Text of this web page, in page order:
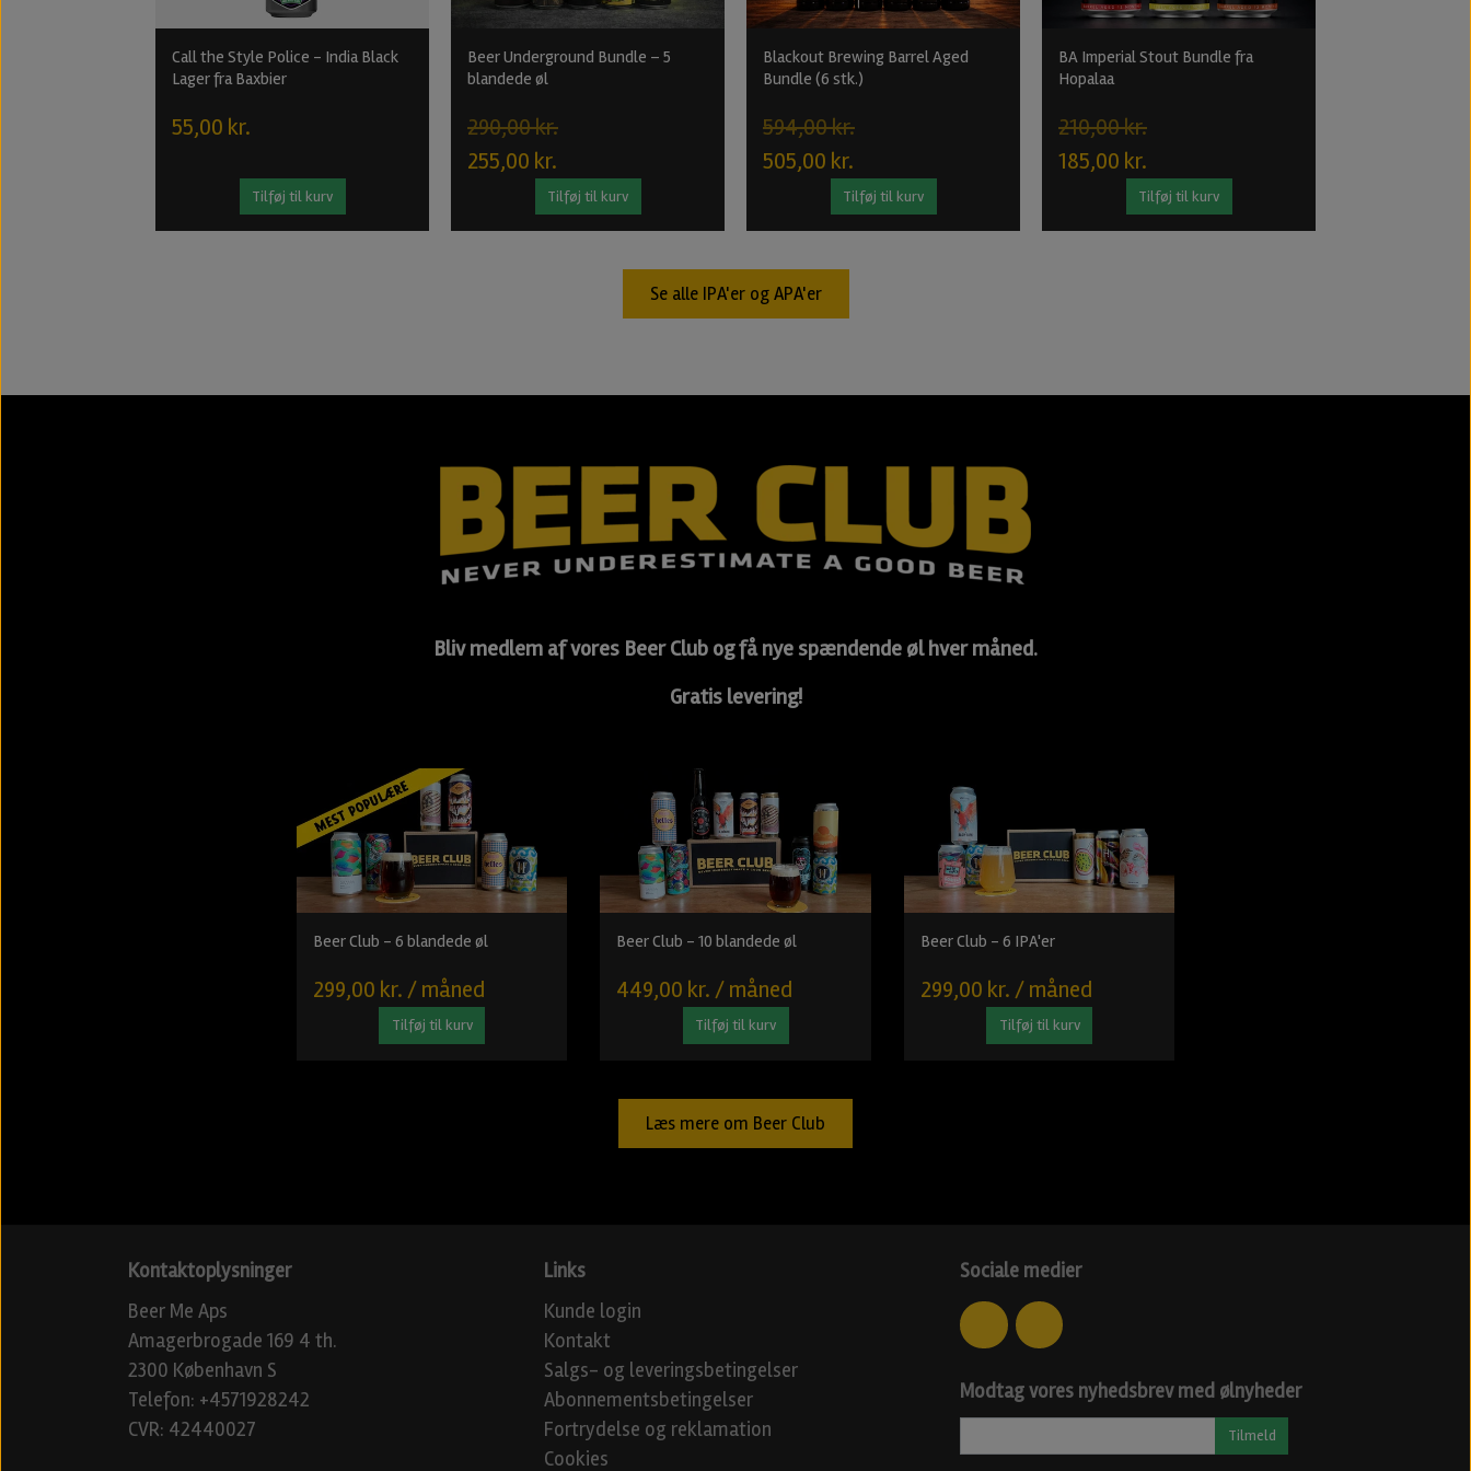
Call the Style Police - India Black
Lager fra Baxbier
55,00 kr.
Tilføj til kurv
Beer Underground Bundle – 5
blandede øl
290,00 kr.
255,00 kr.
Tilføj til kurv
Blackout Brewing Barrel Aged
Bundle (6 stk.)
594,00 kr.
505,00 kr.
Tilføj til kurv
BA Imperial Stout Bundle fra
Hopalaa
210,00 kr.
185,00 kr.
Tilføj til kurv
Se alle IPA'er og APA'er
Bliv medlem af vores Beer Club og få nye spændende øl hver måned.
Gratis levering!
Beer Club - 6 blandede øl
299,00 kr. / måned
Tilføj til kurv
Beer Club - 10 blandede øl
449,00 kr. / måned
Tilføj til kurv
Beer Club - 6 IPA'er
299,00 kr. / måned
Tilføj til kurv
Læs mere om Beer Club
Kontaktoplysninger
Beer Me Aps
Amagerbrogade 169 4 th.
2300 København S
Telefon: +4571928242
CVR: 42440027
Links
Kunde login
Kontakt
Salgs- og leveringsbetingelser
Abonnementsbetingelser
Fortrydelse og reklamation
Cookies
Sociale medier
Modtag vores nyhedsbrev med ølnyheder
Tilmeld